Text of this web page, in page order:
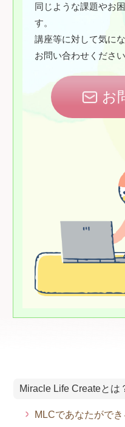
同じような課題やお
す。
講座等に対して気に
お問い合わせください
お
Miracle Life Createとは
MLCであなたができ